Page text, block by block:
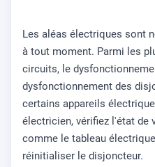
Les aléas électriques sont
à tout moment. Parmi les
circuits, le
dysfonctionnement des
certains appareils
électricien, vérifiez l'état
comme le tableau
réinitialiser le disjoncteur.